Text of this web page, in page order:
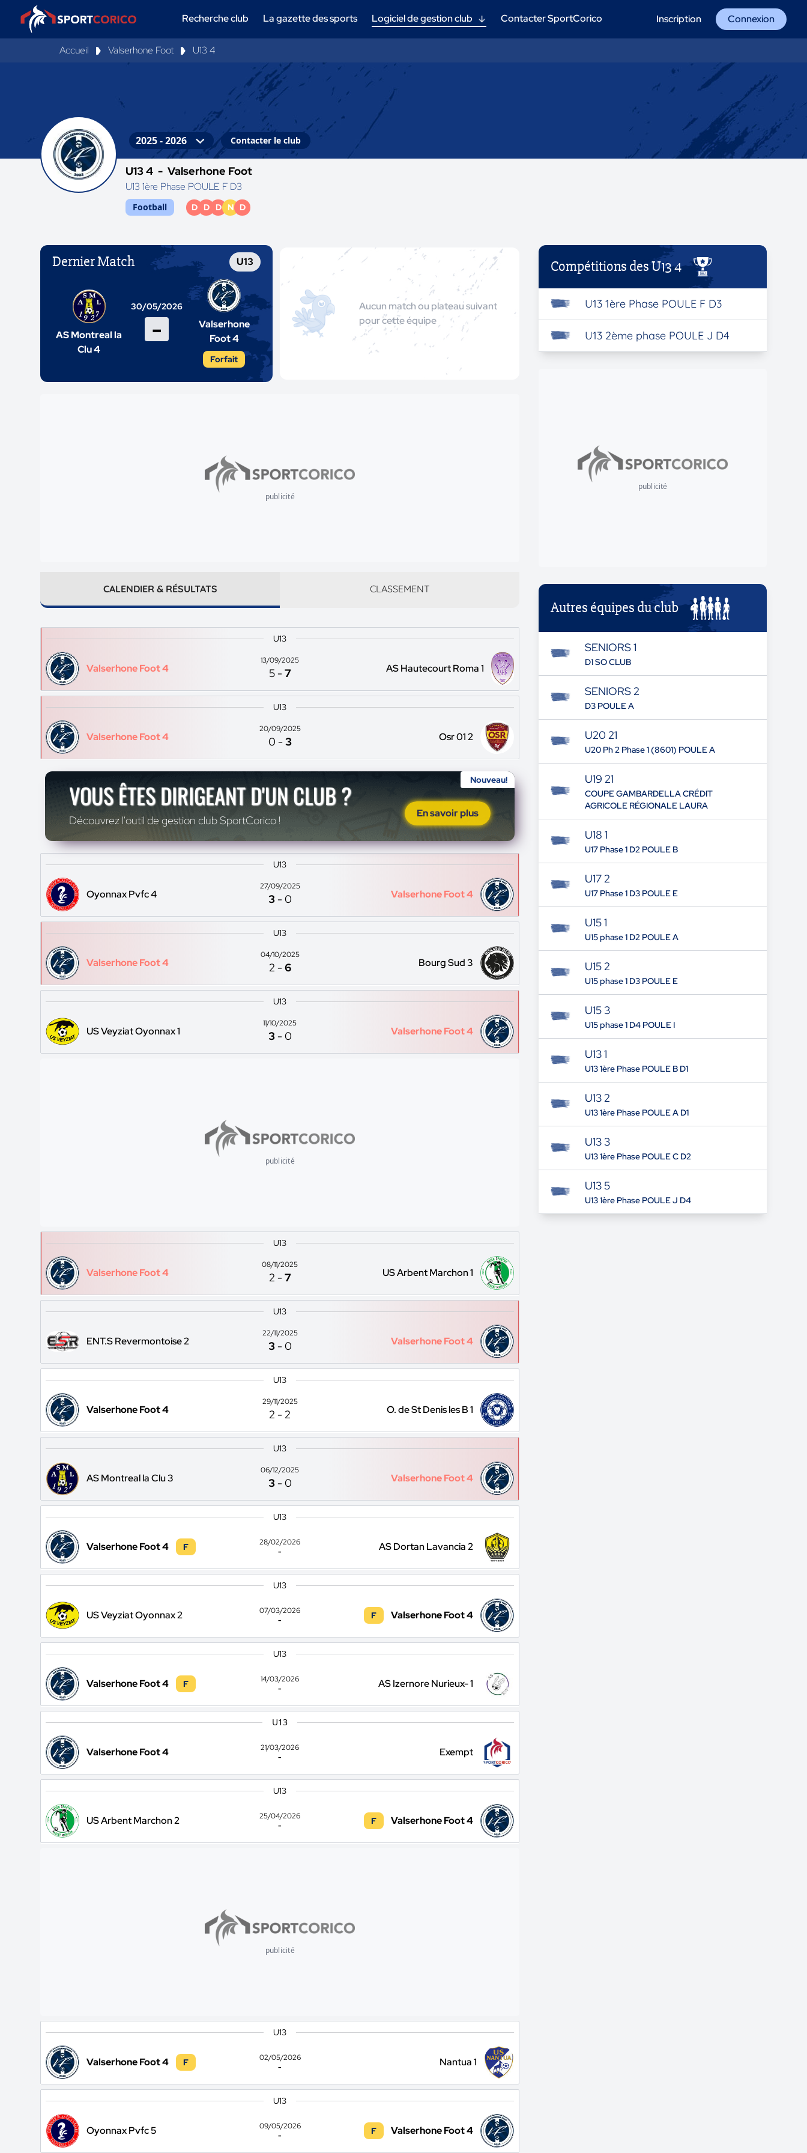
Recherche club La gazette des sports Logiciel de gestion club Contacter SportCorico Inscription Connexion
Accueil Valserhone Foot U13 4
Contacter le club
U13 4 -Valserhone Foot
U13 1ère Phase POULE F D3
Football D D D N D
Dernier Match U13
AS Montreal la
Clu 4
30/05/2026
-
Valserhone
Foot 4
Forfait
Aucun match ou plateau suivant
pour cette équipe
publicité
CALENDIER & RÉSULTATS CLASSEMENT
U13
Valserhone Foot 4
13/09/2025
5 -7 AS Hautecourt Roma 1
U13
Valserhone Foot 4
20/09/2025
0 -3 Osr 01 2
Nouveau!
VOUS ÊTES DIRIGEANT D'UN CLUB ?
Découvrez l'outil de gestion club SportCorico !
En savoir plus
U13
Oyonnax Pvfc 4
27/09/2025
3 -0 Valserhone Foot 4
U13
Valserhone Foot 4
04/10/2025
2 -6 Bourg Sud 3
U13
US Veyziat Oyonnax 1
11/10/2025
3 -0 Valserhone Foot 4
publicité
U13
Valserhone Foot 4
08/11/2025
2 -7 US Arbent Marchon 1
U13
ENT.S Revermontoise 2
22/11/2025
3 -0 Valserhone Foot 4
U13
Valserhone Foot 4
29/11/2025
2 -2 O. de St Denis les B 1
U13
AS Montreal la Clu 3
06/12/2025
3 -0 Valserhone Foot 4
U13
Valserhone Foot 4 F
28/02/2026
-
AS Dortan Lavancia 2
U13
US Veyziat Oyonnax 2
07/03/2026
-
F Valserhone Foot 4
U13
Valserhone Foot 4 F
14/03/2026
-
AS Izernore Nurieux- 1
U13
Valserhone Foot 4
21/03/2026
-
Exempt
U13
US Arbent Marchon 2
25/04/2026
-
F Valserhone Foot 4
publicité
U13
Valserhone Foot 4 F
02/05/2026
-
Nantua 1
U13
Oyonnax Pvfc 5
09/05/2026
-
F Valserhone Foot 4
Compétitions des U13 4
U13 1ère Phase POULE F D3
U13 2ème phase POULE J D4
publicité
Autres équipes du club
SENIORS 1
D1 SO CLUB
SENIORS 2
D3 POULE A
U20 21
U20 Ph 2 Phase 1 (8601) POULE A
U19 21
COUPE GAMBARDELLA CRÉDIT
AGRICOLE RÉGIONALE LAURA
U18 1
U17 Phase 1 D2 POULE B
U17 2
U17 Phase 1 D3 POULE E
U15 1
U15 phase 1 D2 POULE A
U15 2
U15 phase 1 D3 POULE E
U15 3
U15 phase 1 D4 POULE I
U13 1
U13 1ère Phase POULE B D1
U13 2
U13 1ère Phase POULE A D1
U13 3
U13 1ère Phase POULE C D2
U13 5
U13 1ère Phase POULE J D4